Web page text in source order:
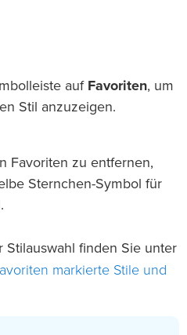
auf Favoriten, um
Stil anzuzeigen.
Favoriten zu entfernen,
Sternchen-Symbol für
Stilauswahl finden Sie unter
markierte Stile und